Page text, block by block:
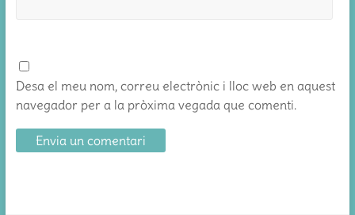
Desa el meu nom, correu electrònic i lloc web en aquest
navegador per a la pròxima vegada que comenti.